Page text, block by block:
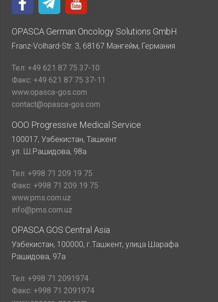
OPASCA German Oncology Solutions GmbH
Franz-Volhard-Str. 3, 68167 Мангейм, Германия
Тел: +49 621 87 75 37-10
Факс: +49 621 87 75 37-11
www.opasca-gos.com
contact@opasca-gos.com
ООО Progressive Medical Service
100017, Узбекистан, Ташкент
ул. Ш.Рашидова, 98а
Тел: +998 71 209 19 75
Факс: +998 71 209 19 75
www.pms.com.uz
info@pms.com.uz
OPASCA GOS Central Asia
Узбекистан, 100000, г.Ташкент, улица Шарафа
Рашидова, 97а
Тел: +998 71 2091974
Факс: +998 71 2091974